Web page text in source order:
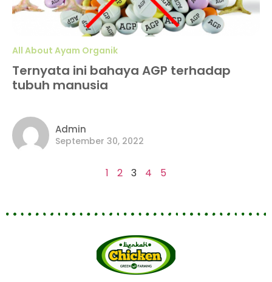
All About Ayam Organik
Ternyata ini bahaya AGP terhadap
tubuh manusia
Admin
September 30, 2022
1 2 3 4 5